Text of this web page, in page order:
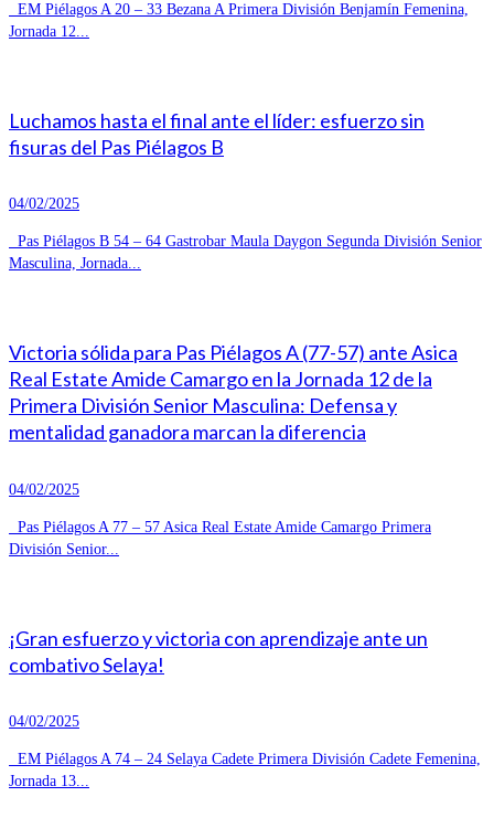
EM Piélagos A 20 – 33 Bezana A Primera División Benjamín Femenina,
Jornada 12...
Luchamos hasta el final ante el líder: esfuerzo sin
fisuras del Pas Piélagos B
04/02/2025
Pas Piélagos B 54 – 64 Gastrobar Maula Daygon Segunda División Senior
Masculina, Jornada...
Victoria sólida para Pas Piélagos A (77-57) ante Asica
Real Estate Amide Camargo en la Jornada 12 de la
Primera División Senior Masculina: Defensa y
mentalidad ganadora marcan la diferencia
04/02/2025
Pas Piélagos A 77 – 57 Asica Real Estate Amide Camargo Primera
División Senior...
¡Gran esfuerzo y victoria con aprendizaje ante un
combativo Selaya!
04/02/2025
EM Piélagos A 74 – 24 Selaya Cadete Primera División Cadete Femenina,
Jornada 13...